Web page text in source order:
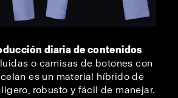
diaria de contenidos
o camisas de botones con
es un material híbrido de
robusto y fácil de manejar.